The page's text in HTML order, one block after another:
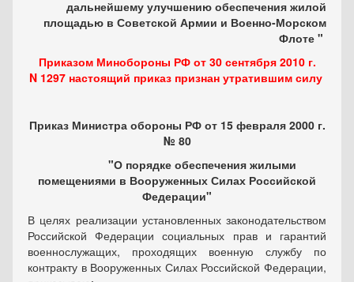
дальнейшему улучшению обеспечения жилой
площадью в Советской Армии и Военно-Морском
Флоте "
ПриказомМинобороны РФ от 30 сентября 2010 г.
N 1297 настоящий приказ признан утратившим силу
Приказ Министра обороны РФ от 15 февраля 2000 г.
№ 80
"О порядке обеспечения жилыми
помещениями в Вооруженных Силах Российской
Федерации"
В целях реализации установленных законодательством
Российской Федерации социальных прав и гарантий
военнослужащих, проходящих военную службу по
контракту в Вооруженных Силах Российской Федерации,